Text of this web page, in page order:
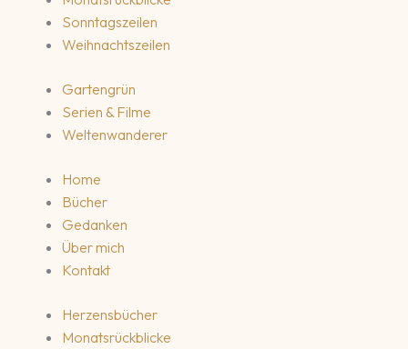
Sonntagszeilen
Weihnachtszeilen
Gartengrün
Serien & Filme
Weltenwanderer
Home
Bücher
Gedanken
Über mich
Kontakt
Herzensbücher
Monatsrückblicke